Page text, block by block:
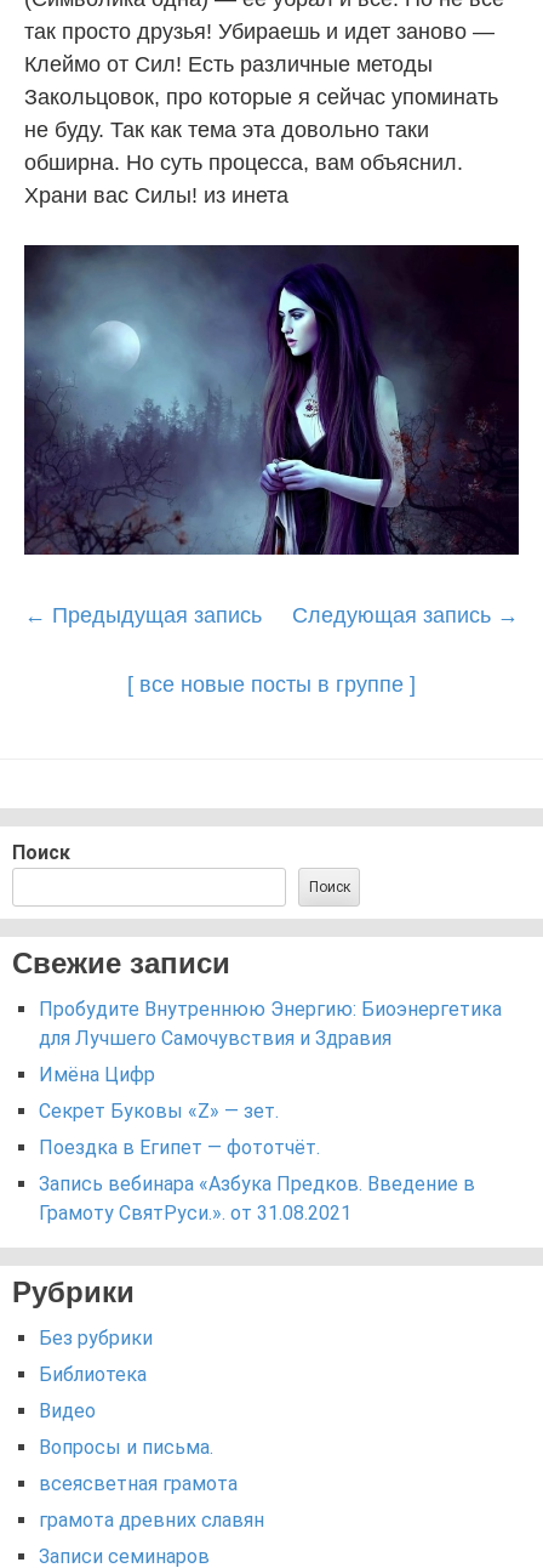
так просто друзья! Убираешь и идет заново —
Клеймо от Сил! Есть различные методы
Закольцовок, про которые я сейчас упоминать
не буду. Так как тема эта довольно таки
обширна. Но суть процесса, вам объяснил.
Храни вас Силы! из инета
Post
← Предыдущая запись Следующая запись →
[ все новые посты в группе ]
Поиск
Поиск
Свежие записи
Пробудите Внутреннюю Энергию: Биоэнергетика
для Лучшего Самочувствия и Здравия
Имёна Цифр
Секрет Буковы «Z» — зет.
Поездка в Египет — фототчёт.
Запись вебинара «Азбука Предков. Введение в
Грамоту СвятРуси.». от 31.08.2021
Рубрики
Без рубрики
Библиотека
Видео
Вопросы и письма.
всеясветная грамота
грамота древних славян
Записи семинаров